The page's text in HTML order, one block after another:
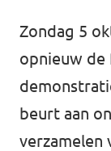
Vacatures
Vacature
Zondag 5
opnieuw de
beurt aan
verzamelen